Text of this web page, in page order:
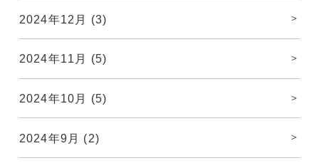
2024年12月 (3)
2024年11月 (5)
2024年10月 (5)
2024年9月 (2)